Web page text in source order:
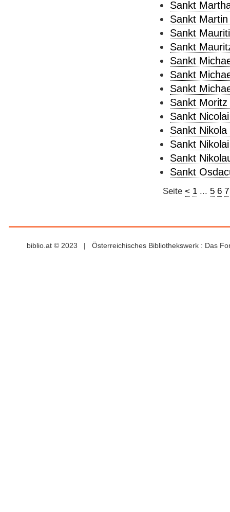
Sankt
Sankt
Sankt
Sankt
Sankt
Sankt
Sankt
Sankt Moritz
Sankt
Sankt Nikola
Sankt
Sankt
Sankt
Seite < 1... 5 6 7
biblio.at © 2023 | Österreichisches Bibliothekswerk : Das